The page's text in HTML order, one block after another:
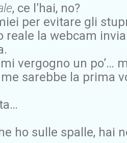
, ce l’hai, no?
per evitare gli
la webcam
vergogno un po’…
sarebbe la prima
ho sulle spalle, hai